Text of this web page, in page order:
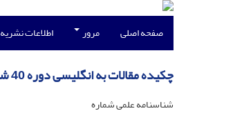
صفحه اصلی مرور اطلاعات نشریه
چکیده مقالات به انگلیسی دوره 40 شماره 1
شناسنامه علمی شماره